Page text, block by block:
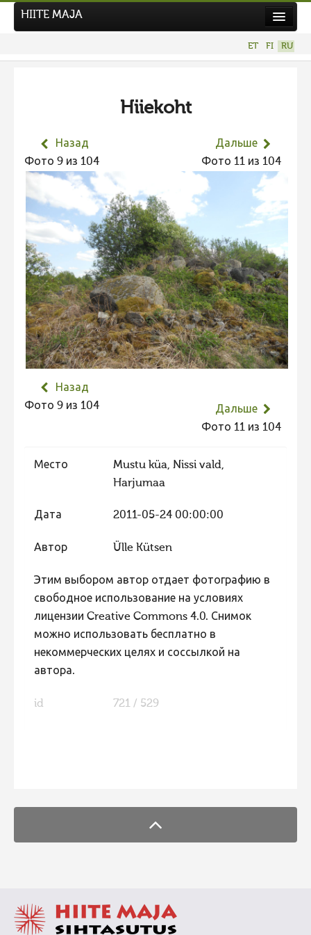
Hiite kuvavõistlus 2026
Фотоконкурс 2025
Не учитываются 2025
Видео 2025
Фотоконкурс 2024
Не учитываются 2024
Видео 2024
Фотоконкурс 2023
Не учитываются 2023
Видео 2023
Не учитываются 2022
Видео 2020
Фотоконкурс 2019
Фотоконкурс 2017
Фотоконкурс 2016
Фотоконкурс 2014
HIITE MAJA
ET FI RU
Hiiekoht
Назад
Фото 9 из 104
Дальше
Фото 11 из 104
Назад
Фото 9 из 104
Дальше
Фото 11 из 104
Место
Mustu küa, Nissi vald,
Harjumaa
Дата 2011-05-24 00:00:00
Автор Ülle Kütsen
Этим выбором автор отдает фотографию в
свободное использование на условиях
лицензии Creative Commons 4.0. Снимок
можно использовать бесплатно в
некоммерческих целях и соссылкой на
автора.
id 721 / 529